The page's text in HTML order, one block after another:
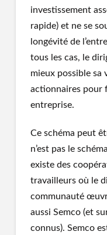
investissement
rapide) et ne se
longévité de
tous les cas, le
mieux possible sa
actionnaires pour
entreprise.
Ce schéma peut
n’est pas le
existe des
travailleurs où le
communauté
aussi Semco (et
connus). Semco